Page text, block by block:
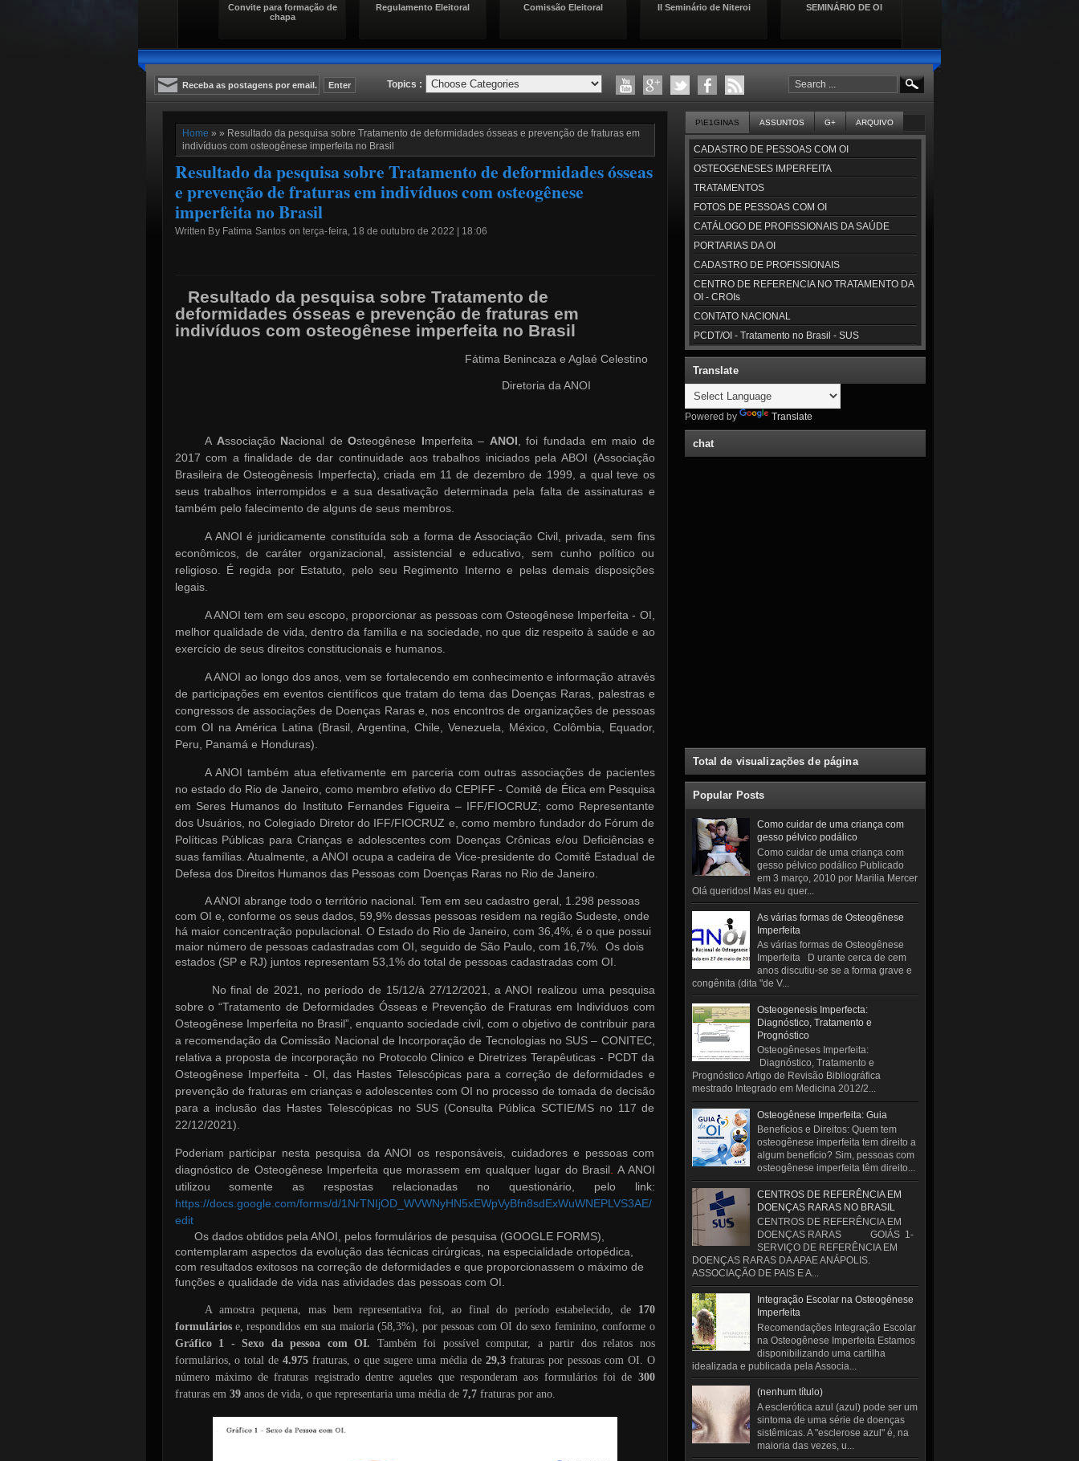
Convite para formação de
chapa
Regulamento Eleitoral Comissão Eleitoral II Seminário de Niteroi SEMINÁRIO DE OI
Topics :
Home » » Resultado da pesquisa sobre Tratamento de deformidades ósseas e prevenção de fraturas em
indivíduos com osteogênese imperfeita no Brasil
Resultado da pesquisa sobre Tratamento de deformidades ósseas
e prevenção de fraturas em indivíduos com osteogênese
imperfeita no Brasil
Written By Fatima Santos on terça-feira, 18 de outubro de 2022 | 18:06
Resultado da pesquisa sobre Tratamento de
deformidades ósseas e prevenção de fraturas em
indivíduos com osteogênese imperfeita no Brasil
Fátima Benincaza e Aglaé Celestino
Diretoria da ANOI
A Associação Nacional deOsteogênese Imperfeita – ANOI , foi fundada em maio de
2017 com a finalidade de dar continuidade aos trabalhos iniciados pela ABOI (Associação
Brasileira de Osteogênesis Imperfecta), criada em 11 de dezembro de 1999, a qual teve os
seus trabalhos interrompidos e a sua desativação determinada pela falta de assinaturas e
também pelo falecimento de alguns de seus membros.
A ANOI é juridicamente constituída sob a forma de Associação Civil, privada, sem fins
econômicos, de caráter organizacional, assistencial e educativo, sem cunho político ou
religioso. É regida por Estatuto, pelo seu Regimento Interno e pelas demais disposições
legais.
A ANOI tem em seu escopo, proporcionar as pessoas com Osteogênese Imperfeita - OI,
melhor qualidade de vida, dentro da família e na sociedade, no que diz respeito à saúde e ao
exercício de seus direitos constitucionais e humanos.
A ANOI ao longo dos anos, vem se fortalecendo em conhecimento e informação através
de participações em eventos científicos que tratam do tema das Doenças Raras, palestras e
congressos de associações de Doenças Raras e, nos encontros de organizações de pessoas
com OI na América Latina (Brasil, Argentina, Chile, Venezuela, México, Colômbia, Equador,
Peru, Panamá e Honduras).
A ANOI também atua efetivamente em parceria com outras associações de pacientes
no estado do Rio de Janeiro, como membro efetivo do CEPIFF - Comitê de Ética em Pesquisa
em Seres Humanos do Instituto Fernandes Figueira – IFF/FIOCRUZ; como Representante
dos Usuários, no Colegiado Diretor do IFF/FIOCRUZ e, como membro fundador do Fórum de
Políticas Públicas para Crianças e adolescentes com Doenças Crônicas e/ou Deficiências e
suas famílias. Atualmente, a ANOI ocupa a cadeira de Vice-presidente do Comitê Estadual de
Defesa dos Direitos Humanos das Pessoas com Doenças Raras no Rio de Janeiro.
A ANOI abrange todo o território nacional. Tem em seu cadastro geral, 1.298 pessoas
com OI e, conforme os seus dados, 59,9% dessas pessoas residem na região Sudeste, onde
há maior concentração populacional. O Estado do Rio de Janeiro, com 36,4%, é o que possui
maior número de pessoas cadastradas com OI, seguido de São Paulo, com 16,7%.
Os dois
estados (SP e RJ) juntos representam 53,1% do total de pessoas cadastradas com OI.
No final de 2021, no período de 15/12/à 27/12/2021, a ANOI realizou uma pesquisa
sobre o “Tratamento de Deformidades Ósseas e Prevenção de Fraturas em Indivíduos com
Osteogênese Imperfeita no Brasil”, enquanto sociedade civil, com o objetivo de contribuir para
a recomendação da Comissão Nacional de Incorporação de Tecnologias no SUS – CONITEC,
relativa a proposta de incorporação no Protocolo Clinico e Diretrizes Terapêuticas - PCDT da
Osteogênese Imperfeita - OI, das Hastes Telescópicas para a correção de deformidades e
prevenção de fraturas em crianças e adolescentes com OI no processo de tomada de decisão
para a inclusão das Hastes Telescópicas no SUS (Consulta Pública SCTIE/MS no 117 de
22/12/2021).
Poderiam participar nesta pesquisa da ANOI os responsáveis, cuidadores e pessoas com
diagnóstico de Osteogênese Imperfeita que morassem em qualquer lugar do Brasil A ANOI
utilizou somente as respostas relacionadas no questionário, pelo link:
https://docs.google.com/forms/d/1NrTNIjOD_WVWNyHN5xEWpVyBfn8sdExWuWNEPLVS3AE/
edit
Os dados obtidos pela ANOI, pelos formulários de pesquisa (GOOGLE FORMS),
contemplaram aspectos da evolução das técnicas cirúrgicas, na especialidade ortopédica,
com resultados exitosos na correção de deformidades e que proporcionassem o máximo de
funções e qualidade de vida nas atividades das pessoas com OI.
A amostra pequena, mas bem representativa foi, ao final do período estabelecido, de 170
formuláriose, respondidos em sua maioria (58,3%), por pessoas com OI do sexo feminino, conforme o
Gráfico 1 - Sexo da pessoa com OI. Também foi possível computar, a partir dos relatos nos
formulários, o total de4.975 fraturas, o que sugere uma média de 29,3fraturas por pessoas com OI. O
número máximo de fraturas registrado dentre aqueles que responderam aos formulários foi de 300
fraturas em 39anos de vida, o que representaria uma média de 7,7fraturas por ano.
P\E1GINAS ASSUNTOS G+ ARQUIVO
CADASTRO DE PESSOAS COM OI
OSTEOGENESES IMPERFEITA
TRATAMENTOS
FOTOS DE PESSOAS COM OI
CATÁLOGO DE PROFISSIONAIS DA SAÚDE
PORTARIAS DA OI
CADASTRO DE PROFISSIONAIS
CENTRO DE REFERENCIA NO TRATAMENTO DA
OI - CROIs
CONTATO NACIONAL
PCDT/OI - Tratamento no Brasil - SUS
Translate
Powered by Translate
chat
Total de visualizações de página
Popular Posts
Como cuidar de uma criança com
gesso pélvico podálico
Como cuidar de uma criança com
gesso pélvico podálico Publicado
em 3 março, 2010 por Marilia Mercer
Olá queridos! Mas eu quer...
As várias formas de Osteogênese
Imperfeita
As várias formas de Osteogênese
Imperfeita D urante cerca de cem
anos discutiu-se se a forma grave e
congênita (dita "de V...
Osteogenesis Imperfecta:
Diagnóstico, Tratamento e
Prognóstico
Osteogêneses Imperfeita:
Diagnóstico, Tratamento e
Prognóstico Artigo de Revisão Bibliográfica
mestrado Integrado em Medicina 2012/2...
Osteogênese Imperfeita: Guia
Benefícios e Direitos: Quem tem
osteogênese imperfeita tem direito a
algum benefício? Sim, pessoas com
osteogênese imperfeita têm direito...
CENTROS DE REFERÊNCIA EM
DOENÇAS RARAS NO BRASIL
CENTROS DE REFERÊNCIA EM
DOENÇAS RARAS GOIÁS 1-
SERVIÇO DE REFERÊNCIA EM
DOENÇAS RARAS DA APAE ANÁPOLIS.
ASSOCIAÇÃO DE PAIS E A...
Integração Escolar na Osteogênese
Imperfeita
Recomendações Integração Escolar
na Osteogênese Imperfeita Estamos
disponibilizando uma cartilha
idealizada e publicada pela Associa...
(nenhum título)
A esclerótica azul (azul) pode ser um
sintoma de uma série de doenças
sistêmicas. A "esclerose azul" é, na
maioria das vezes, u...